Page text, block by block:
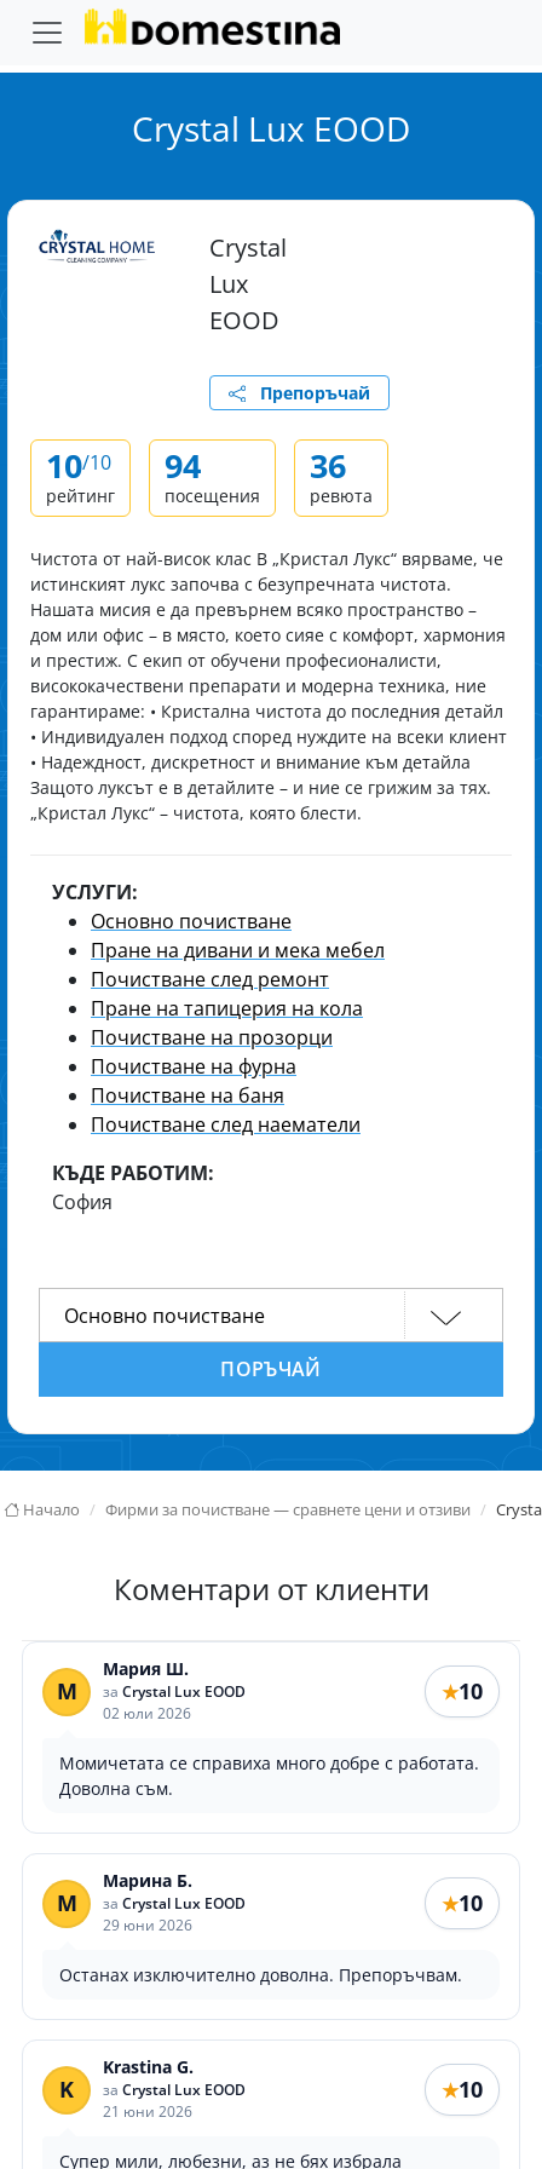
Crystal Lux EOOD
Crystal
Lux
EOOD
Препоръчай
10/10
рейтинг
94
посещения
36
ревюта
Чистота от най-висок клас В „Кристал Лукс“ вярваме, че
истинският лукс започва с безупречната чистота.
Нашата мисия е да превърнем всяко пространство –
дом или офис – в място, което сияе с комфорт, хармония
и престиж. С екип от обучени професионалисти,
висококачествени препарати и модерна техника, ние
гарантираме: • Кристална чистота до последния детайл
• Индивидуален подход според нуждите на всеки клиент
• Надеждност, дискретност и внимание към детайла
Защото луксът е в детайлите – и ние се грижим за тях.
„Кристал Лукс“ – чистота, която блести.
УСЛУГИ:
Основно почистване
Пране на дивани и мека мебел
Почистване след ремонт
Пране на тапицерия на кола
Почистване на прозорци
Почистване на фурна
Почистване на баня
Почистване след наематели
КЪДЕ РАБОТИМ:
София
ПОРЪЧАЙ
Начало Фирми за почистване — сравнете цени и отзиви
Коментари от клиенти
М
Мария Ш.
за Crystal Lux EOOD
02 юли 2026
★10
Момичетата се справиха много добре с работата.
Доволна съм.
М
Марина Б.
за Crystal Lux EOOD
29 юни 2026
★10
Останах изключително доволна. Препоръчвам.
K
Krastina G.
за Crystal Lux EOOD
21 юни 2026
★10
Супер мили, любезни, аз не бях избрала